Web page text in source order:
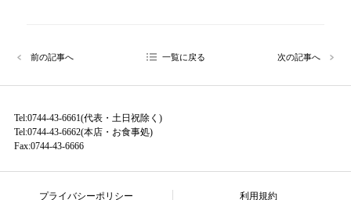
前の記事へ 一覧に戻る 次の記事へ
Tel:0744-43-6661(代表・土日祝除く)
Tel:0744-43-6662(本店・お食事処)
Fax:0744-43-6666
プライバシーポリシー 利用規約